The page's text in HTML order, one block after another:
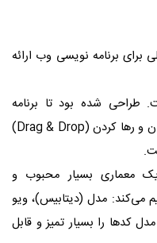
برنامه ‌نویسی وب ارائه
شده بود تا برنامه
‌نویسان ویندوز بتوانند به راحتی با کشیدن و رها کردن (Drag & Drop)
معماری بسیار محبوب و
می‌کند: مدل (دیتابیس)، ویو
کدها را بسیار تمیز و قابل